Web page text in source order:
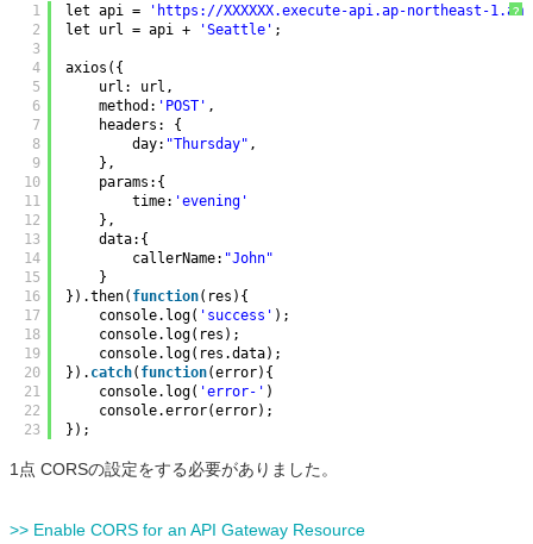
?
1
2
3
4
5
6
7
8
9
10
11
12
13
14
15
16
17
18
19
20
21
22
23
let api = ' https://XXXXXX.execute-api.ap-northeast-
let url = api +
'Seattle' ;
axios({
url: url,
method: 'POST' ,
headers: {
day: "Thursday" ,
},
params:{
time: 'evening'
},
data:{
callerName: "John"
}
}).then( function(res){
console.log( 'success' );
console.log(res);
console.log(res.data);
}). catch( function(error){
console.log( 'error-' )
console.error(error);
});
1点 CORSの設定をする必要がありました。
>> Enable CORS for an API Gateway Resource